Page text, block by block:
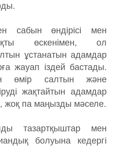
сабын өндірісі мен
өскенімен, ол
ұстанатын адамдар
жауап іздей бастады.
өмір салтын және
жақтайтын адамдар
жоқ па маңызды мәселе.
тазартқыштар мен
болуына кедергі